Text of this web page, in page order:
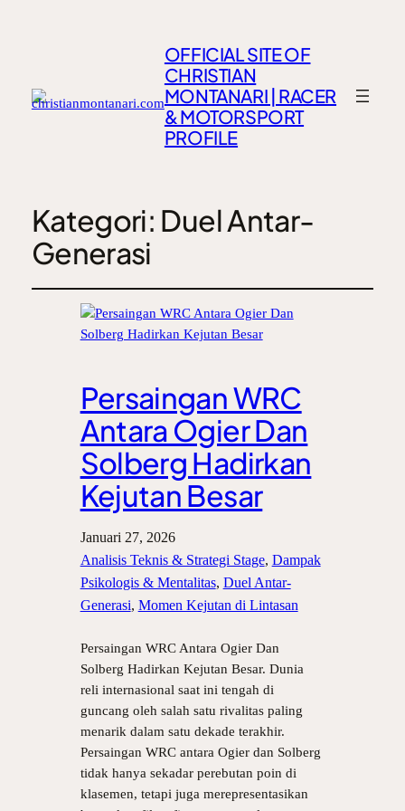
OFFICIAL SITE OF
CHRISTIAN
MONTANARI | RACER
& MOTORSPORT
PROFILE
Kategori: Duel Antar-
Generasi
Persaingan WRC
Antara Ogier Dan
Solberg Hadirkan
Kejutan Besar
Januari 27, 2026
Analisis Teknis & Strategi Stage, Dampak
Psikologis & Mentalitas, Duel Antar-
Generasi, Momen Kejutan di Lintasan
Persaingan WRC Antara Ogier Dan
Solberg Hadirkan Kejutan Besar. Dunia
reli internasional saat ini tengah di
guncang oleh salah satu rivalitas paling
menarik dalam satu dekade terakhir.
Persaingan WRC antara Ogier dan Solberg
tidak hanya sekadar perebutan poin di
klasemen, tetapi juga merepresentasikan